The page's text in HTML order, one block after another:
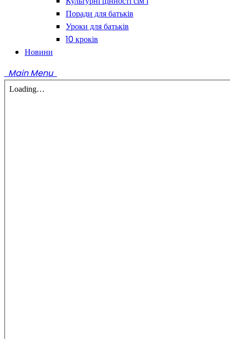
Поради для батьків
Уроки для батьків
10 кроків
Новини
Main Menu